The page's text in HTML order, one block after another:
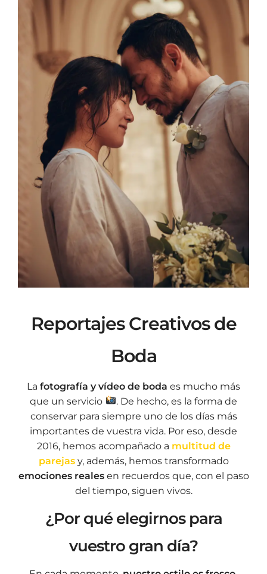
Reportajes Creativos de
Boda
La fotografía y vídeo de boda es mucho más
que un servicio
. De hecho, es la forma de
conservar para siempre uno de los días más
importantes de vuestra vida. Por eso, desde
2016, hemos acompañado a multitud de
parejasy, además, hemos transformado
emociones realesen recuerdos que, con el paso
del tiempo, siguen vivos.
¿Por qué elegirnos para
vuestro gran día?